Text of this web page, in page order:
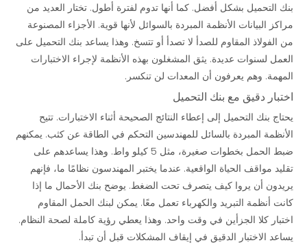
بنك التحميل بشكل أفضل. كما أنها تدوم لفترة أطول. تختار العديد من
مراكز البيانات الأنظمة المبردة بالسوائل لأنها قوية. الأجزاء المصنوعة
من الفولاذ المقاوم للصدأ لا تصدأ أو تتسخ. وهذا يساعد بنك التحميل على
العمل لسنوات عديدة. يثق المشغلون بهذه الأنظمة لإجراء الاختبارات
المهمة. وهم يعرفون أن المعدات لن تنكسر.
اختبار دقيق مع بنك التحميل
يحتاج بنك التحميل إلى إعطاء النتائج الصحيحة أثناء الاختبارات. تتيح
الأنظمة المبردة بالسائل للمهندسين التحكم في الطاقة عن كثب. يمكنهم
ضبط الحمل بخطوات صغيرة، مثل 5 كيلو واط. وهذا يساعدهم على
تقليد مواقف الحياة الواقعية. عندما يختبر المهندسون نظامًا ما، فإنهم
يريدون أن يروا كيف يتصرف تحت الضغط. يوضح بنك الأحمال ما إذا
كانت أنظمة التبريد والكهرباء تعمل معًا. يمكن لبنك الحمل المقاوم
اختبار كلا الجزأين في وقت واحد. وهذا يعطي رؤية كاملة لصحة النظام.
يساعد الاختبار الدقيق في إيقاف المشكلات قبل أن تبدأ.